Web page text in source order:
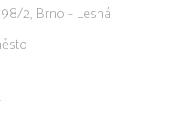
2, Brno - Lesná